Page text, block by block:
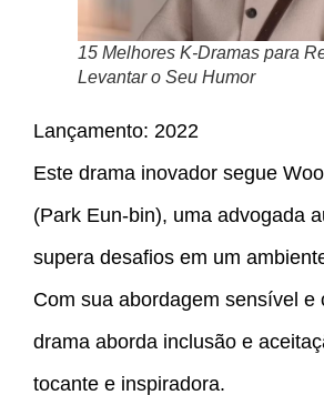
15 Melhores K-Dramas para
Levantar o Seu Humor
Lançamento: 2022
Este drama inovador segue
(Park Eun-bin), uma advogada
supera desafios em um
Com sua abordagem sensível e
drama aborda inclusão e
tocante e inspiradora.